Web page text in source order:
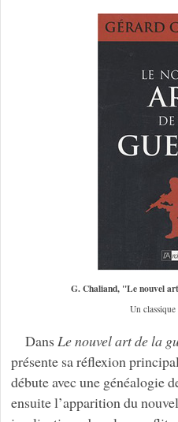
G. Chaliand, "Le nouvel
Un
Dans Le nouvel art de la
présente sa réflexion
débute avec une généalogie
ensuite l’apparition du